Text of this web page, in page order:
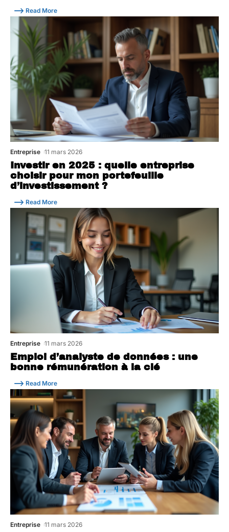
Read More
Investir en 2025 : quelle entreprise
choisir pour mon portefeuille
d’investissement ?
Entreprise 11 mars 2026
Read More
Emploi d’analyste de données : une
bonne rémunération à la clé
Entreprise 11 mars 2026
Read More
Entreprise 11 mars 2026